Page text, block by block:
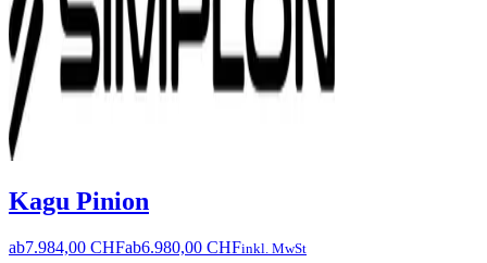
Kagu Pinion
ab7.984,00 CHFab6.980,00 CHFinkl. MwSt